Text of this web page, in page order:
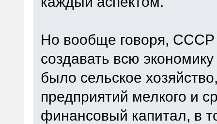
Но вообще говоря, СССР
создавать всю
было сельское
предприятий мелкого и
финансовый капитал, в